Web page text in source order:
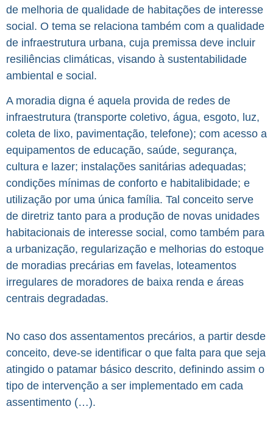
de melhoria de qualidade de habitações de interesse
social. O tema se relaciona também com a qualidade
de infraestrutura urbana, cuja premissa deve incluir
resiliências climáticas, visando à sustentabilidade
ambiental e social.
A moradia digna é aquela provida de redes de
infraestrutura (transporte coletivo, água, esgoto, luz,
coleta de lixo, pavimentação, telefone); com acesso a
equipamentos de educação, saúde, segurança,
cultura e lazer; instalações sanitárias adequadas;
condições mínimas de conforto e habitalibidade; e
utilização por uma única família. Tal conceito serve
de diretriz tanto para a produção de novas unidades
habitacionais de interesse social, como também para
a urbanização, regularização e melhorias do estoque
de moradias precárias em favelas, loteamentos
irregulares de moradores de baixa renda e áreas
centrais degradadas.
No caso dos assentamentos precários, a partir desde
conceito, deve-se identificar o que falta para que seja
atingido o patamar básico descrito, definindo assim o
tipo de intervenção a ser implementado em cada
assentimento (…).